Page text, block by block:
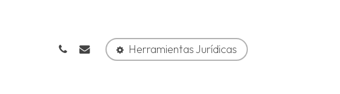
phoneemail Herramientas Jurídicas